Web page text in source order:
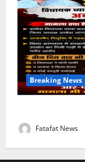
Breaking News
Fatafat News